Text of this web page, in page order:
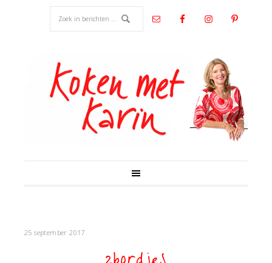
25 september 2017